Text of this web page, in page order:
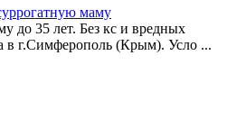
маму
до 35 лет. Без кс и вредных
в г.Симферополь (Крым). Усло ...